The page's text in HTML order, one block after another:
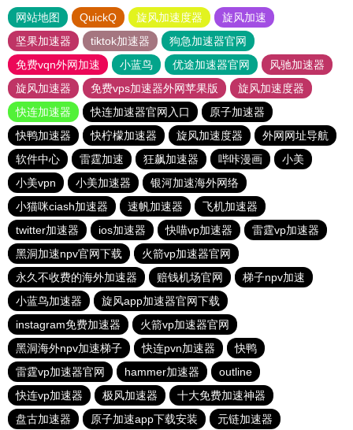
网站地图 QuickQ 旋风加速度器
旋风加速
坚果加速器
tiktok加速器
狗急加速器官网
免费vqn外网加速
小蓝鸟 优途加速器官网
风驰加速器
旋风加速器
免费vps加速器外网苹果版
旋风加速度器
快连加速器
快连加速器官网入口
原子加速器
快鸭加速器
快柠檬加速器 旋风加速度器
外网网址导航
软件中心
雷霆加速 狂飙加速器 哔咔漫画
小美
小美vpn
小美加速器
银河加速海外网络
小猫咪ciash加速器
速帆加速器
飞机加速器
twitter加速器
ios加速器 快喵vp加速器
雷霆vp加速器
黑洞加速npv官网下载
火箭vp加速器官网
永久不收费的海外加速器
赔钱机场官网
梯子npv加速
小蓝鸟加速器
旋风app加速器官网下载
instagram免费加速器
火箭vp加速器官网
黑洞海外npv加速梯子
快连pvn加速器
快鸭
雷霆vp加速器官网
hammer加速器
outline
快连vp加速器
极风加速器
十大免费加速神器
盘古加速器
原子加速app下载安装 元链加速器